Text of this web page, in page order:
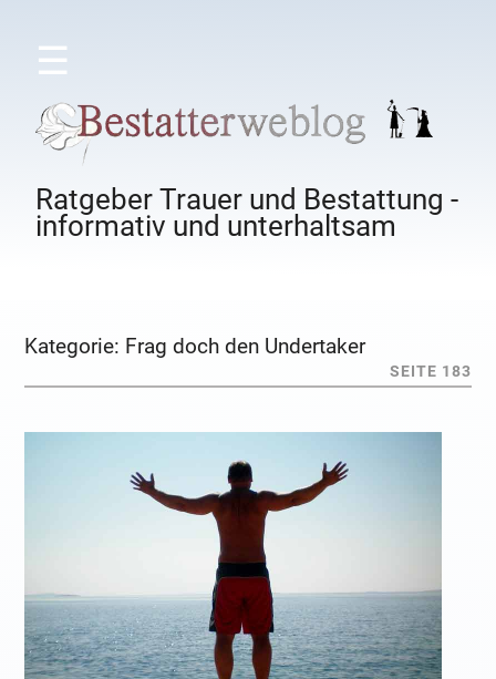
☰
Ratgeber Trauer und Bestattung -
informativ und unterhaltsam
Kategorie: Frag doch den Undertaker
SEITE 183